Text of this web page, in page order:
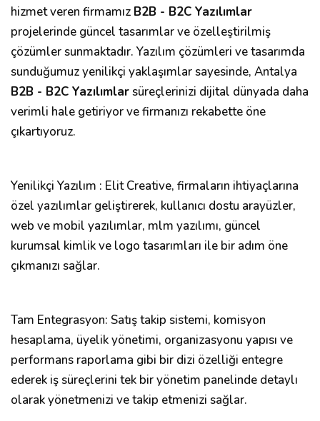
hizmet veren firmamız B2B - B2C Yazılımlar
projelerinde güncel tasarımlar ve özelleştirilmiş
çözümler sunmaktadır. Yazılım çözümleri ve tasarımda
sunduğumuz yenilikçi yaklaşımlar sayesinde, Antalya
B2B - B2C Yazılımlarsüreçlerinizi dijital dünyada daha
verimli hale getiriyor ve firmanızı rekabette öne
çıkartıyoruz.
Yenilikçi Yazılım : Elit Creative, firmaların ihtiyaçlarına
özel yazılımlar geliştirerek, kullanıcı dostu arayüzler,
web ve mobil yazılımlar, mlm yazılımı, güncel
kurumsal kimlik ve logo tasarımları ile bir adım öne
çıkmanızı sağlar.
Tam Entegrasyon: Satış takip sistemi, komisyon
hesaplama, üyelik yönetimi, organizasyonu yapısı ve
performans raporlama gibi bir dizi özelliği entegre
ederek iş süreçlerini tek bir yönetim panelinde detaylı
olarak yönetmenizi ve takip etmenizi sağlar.